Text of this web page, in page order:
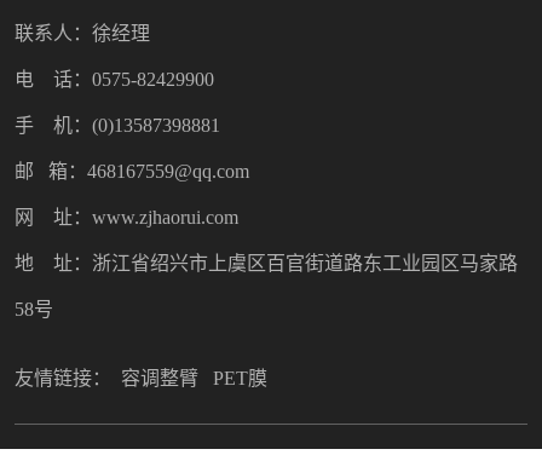
联系人：徐经理
电 话：0575-82429900
手 机：(0)13587398881
邮 箱：468167559@qq.com
网 址：www.zjhaorui.com
地 址：浙江省绍兴市上虞区百官街道路东工业园区马家路
58号
友情链接： 容调整臂 PET膜